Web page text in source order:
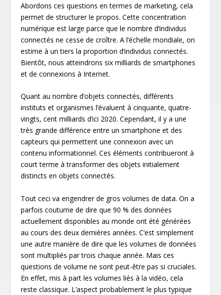
Abordons ces questions en termes de marketing, cela
permet de structurer le propos. Cette concentration
numérique est large parce que le nombre d’individus
connectés ne cesse de croître. A l’échelle mondiale, on
estime à un tiers la proportion d’individus connectés.
Bientôt, nous atteindrons six milliards de smartphones
et de connexions à Internet.
Quant au nombre d’objets connectés, différents
instituts et organismes l’évaluent à cinquante, quatre-
vingts, cent milliards d’ici 2020. Cependant, il y a une
très grande différence entre un smartphone et des
capteurs qui permettent une connexion avec un
contenu informationnel. Ces éléments contribueront à
court terme à transformer des objets initialement
distincts en objets connectés.
Tout ceci va engendrer de gros volumes de data. On a
parfois coutume de dire que 90 % des données
actuellement disponibles au monde ont été générées
au cours des deux dernières années. C’est simplement
une autre manière de dire que les volumes de données
sont multipliés par trois chaque année. Mais ces
questions de volume ne sont peut-être pas si cruciales.
En effet, mis à part les volumes liés à la vidéo, cela
reste classique. L’aspect probablement le plus typique